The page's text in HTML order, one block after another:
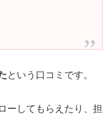
という口コミです。
ーしてもらえたり、担